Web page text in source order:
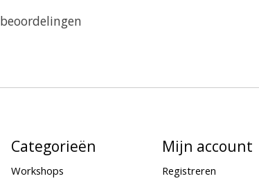
beoordelingen
Categorieën
Workshops
Mijn account
Registreren